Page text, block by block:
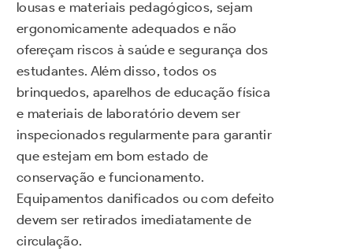
lousas e materiais pedagógicos, sejam
ergonomicamente adequados e não
ofereçam riscos à saúde e segurança dos
estudantes. Além disso, todos os
brinquedos, aparelhos de educação física
e materiais de laboratório devem ser
inspecionados regularmente para garantir
que estejam em bom estado de
conservação e funcionamento.
Equipamentos danificados ou com defeito
devem ser retirados imediatamente de
circulação.